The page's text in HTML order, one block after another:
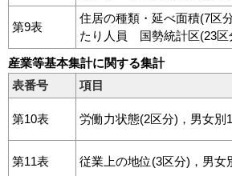
第9表
住居の種類・延べ面積(7区
たり人員 国勢統計区(23区
産業等基本集計に関する集計
表番号
項目
第10表 労働力状態(2区分)，男女
第11表 従業上の地位(3区分)，男